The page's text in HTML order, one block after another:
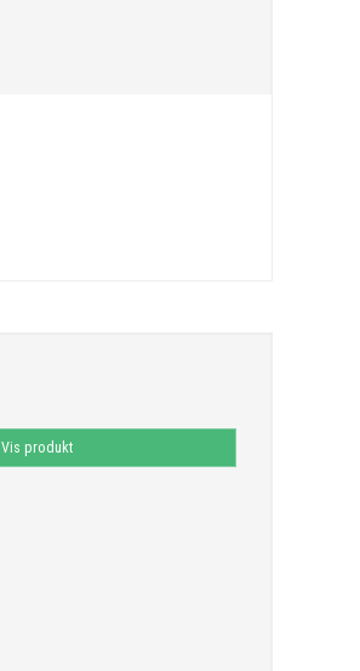
Vis produkt